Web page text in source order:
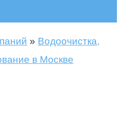
» Водоочистка,
в Москве